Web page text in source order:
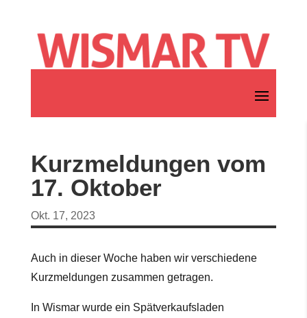
Kurzmeldungen vom
17. Oktober
Okt. 17, 2023
Auch in dieser Woche haben wir verschiedene
Kurzmeldungen zusammen getragen.
In Wismar wurde ein Spätverkaufsladen